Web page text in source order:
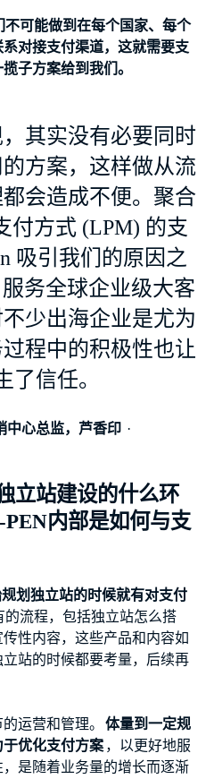
可能做到在每个国家、每个
对接支付渠道，这就需要支
子方案给到我们。
其实没有必要同时
方案，这样做从流
会造成不便。聚合
付方式 (LPM) 的支
吸引我们的原因之
务全球企业级大客
少出海企业是尤为
程中的积极性也让
了信任。
中心总监，芦香印
立站建设的什么环
内部是如何与支
划独立站的时候就有对支付
的流程，包括独立站怎么搭
性内容，这些产品和内容如
站的时候都要考量，后续再
运营和管理。
体量到一定规
优化支付方案 ，以更好地服
是随着业务量的增长而逐渐